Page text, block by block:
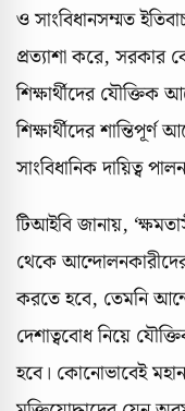
ও সাংবিধানসম্মত
প্রত্যাশা করে, সরকার
শিক্ষার্থীদের যৌক্তিক
শিক্ষার্থীদের
সাংবিধানিক দায়িত্ব
টিআইবি জানায়,
থেকে আন্দোলনকারীদের
করতে হবে, তেমনি
দেশাত্ববোধ নিয়ে
হবে। কোনোভাবেই মহান